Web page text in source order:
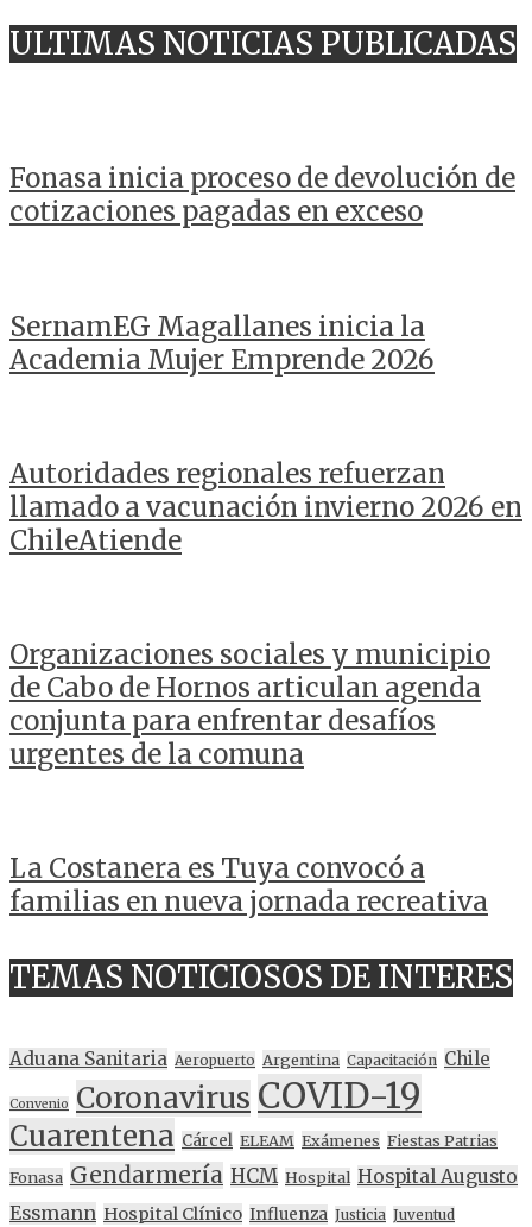
ULTIMAS NOTICIAS PUBLICADAS
Fonasa inicia proceso de devolución de
cotizaciones pagadas en exceso
SernamEG Magallanes inicia la
Academia Mujer Emprende 2026
Autoridades regionales refuerzan
llamado a vacunación invierno 2026 en
ChileAtiende
Organizaciones sociales y municipio
de Cabo de Hornos articulan agenda
conjunta para enfrentar desafíos
urgentes de la comuna
La Costanera es Tuya convocó a
familias en nueva jornada recreativa
TEMAS NOTICIOSOS DE INTERES
Aduana Sanitaria Aeropuerto Argentina Capacitación Chile
Convenio Coronavirus COVID-19
Cuarentena Cárcel ELEAM Exámenes Fiestas Patrias
Fonasa Gendarmería HCM Hospital Hospital Augusto
Essmann Hospital Clínico Influenza Justicia Juventud